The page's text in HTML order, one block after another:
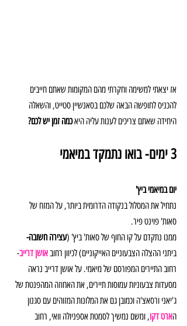
אז יצאתי למשימה וחקרתי מהם המקומות שאתם חייבים
להכניס לחופשה הבאה שלכם בסאנשיין סטייט, והשאלה
היחידה שאתם צריכים לענות עליה היא כמה זמן יש לכם?
3 ימים- בואו נתמקד במיאמי
יום במיאמי ביץ'
נתחיל את המסלול בנקודה הדרומית ביותר, על המזח של
סאות' פוינט פיר.
ממנו נתקדם על קו החוף של סאות' ביץ' (עצירה חשובה-
ביתני ההצלה הצבעוניים האייקוניים) לכיוון רחוב אושן דרייב-
רחוב התיירים המפורסם של מיאמי. על אושן דרייב נראה
מסעדות צבעוניות עמוסות תיירים, את האחוזה המהפנטת של
ג'יאני ורסאצ'ה וכמובן גם את המלונות המזוהים עם סגנון
הארט דקו, ומשם נמשיך לסמטת אספניולה וואי, רחוב